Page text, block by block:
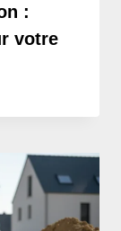
:
votre